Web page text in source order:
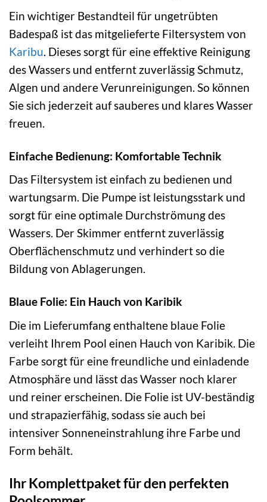
Ein wichtiger Bestandteil für ungetrübten
Badespaß ist das mitgelieferte Filtersystem von
Karibu. Dieses sorgt für eine effektive Reinigung
des Wassers und entfernt zuverlässig Schmutz,
Algen und andere Verunreinigungen. So können
Sie sich jederzeit auf sauberes und klares Wasser
freuen.
Einfache Bedienung: Komfortable Technik
Das Filtersystem ist einfach zu bedienen und
wartungsarm. Die Pumpe ist leistungsstark und
sorgt für eine optimale Durchströmung des
Wassers. Der Skimmer entfernt zuverlässig
Oberflächenschmutz und verhindert so die
Bildung von Ablagerungen.
Blaue Folie: Ein Hauch von Karibik
Die im Lieferumfang enthaltene blaue Folie
verleiht Ihrem Pool einen Hauch von Karibik. Die
Farbe sorgt für eine freundliche und einladende
Atmosphäre und lässt das Wasser noch klarer
und reiner erscheinen. Die Folie ist UV-beständig
und strapazierfähig, sodass sie auch bei
intensiver Sonneneinstrahlung ihre Farbe und
Form behält.
Ihr Komplettpaket für den perfekten